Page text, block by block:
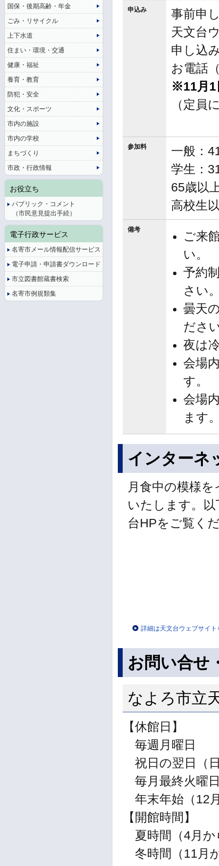
申込み
事前申
天文台
申し込
お電話
※11月1
（定員
参加料
一般：
学生：
65歳以
高校生
備考
ご来
い。
予約
さい
曇天
ださ
夜は
会場
す。
会場
ます
インターネ
月食中の模様
いたします。
台HPをご覧く
詳細は天文台ウェブサイ
お問い合せ
なよろ市立
【休館日】
毎週月曜日
祝日の翌日（
毎月最終火曜
年末年始（12
【開館時間】
夏時間（4月か
冬時間（11月
国保・後期高齢・年金
ごみ・リサイクル
上下水道
住まい・環境・交通
健康・福祉
養育・教育
防犯・安全
文化・スポーツ
市内の施設
市内の学校
まちづくり
市政・行政情報
お役立ち
パブリック・コメント
（市民意見提出手続）
電子行政サービス
名寄市メール情報配信サービス
電子申請・申請書ダウンロード
市立図書館蔵書検索
名寄市例規類集